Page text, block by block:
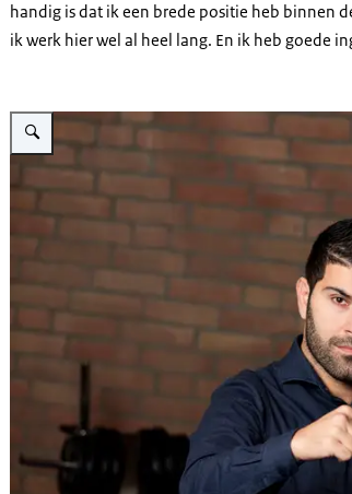
handig is dat ik een brede positie heb binnen
ik werk hier wel al heel lang. En ik heb goede
Vergroot afbeelding Danial Sharifi